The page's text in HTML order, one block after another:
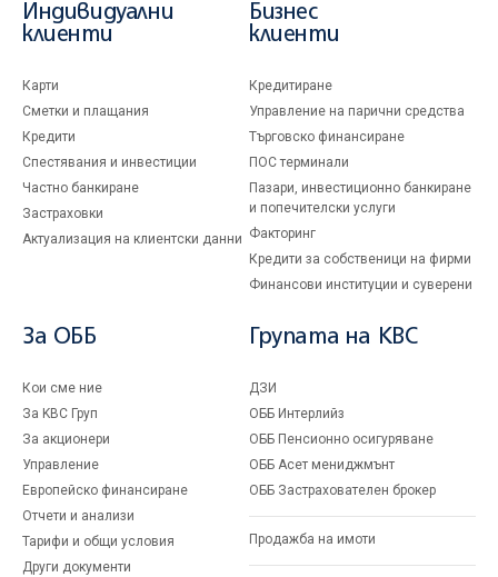
Индивидуални
клиенти
Карти
Сметки и плащания
Кредити
Спестявания и инвестиции
Частно банкиране
Застраховки
Актуализация на клиентски данни
Бизнес
клиенти
Кредитиране
Управление на парични средства
Търговско финансиране
ПОС терминали
Пазари, инвестиционно банкиране
и попечителски услуги
Факторинг
Кредити за собственици на фирми
Финансови институции и суверени
За ОББ
Кои сме ние
За KBC Груп
За акционери
Управление
Европейско финансиране
Отчети и анализи
Тарифи и общи условия
Други документи
Групата на KBC
ДЗИ
ОББ Интерлийз
ОББ Пенсионно осигуряване
ОББ Асет мениджмънт
ОББ Застрахователен брокер
Продажба на имоти